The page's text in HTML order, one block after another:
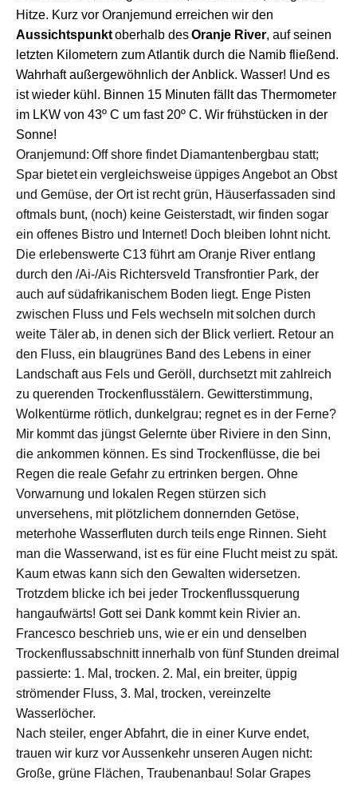
Hitze. Kurz vor Oranjemund erreichen wir den
Aussichtspunktoberhalb desOranje River, auf seinen
letzten Kilometern zum Atlantik durch die Namib fließend.
Wahrhaftaußergewöhnlich der Anblick. Wasser! Und es
ist wieder kühl . Binnen 15 Minuten fällt das Thermometer
im LKW von 43º C um fast 20º C. Wir frühstücken in der
Sonne!
Oranjemund: Off shore findet Diamantenbergbau statt;
Spar bietetein vergleichsweise üppigesAngebot an Obst
und Gemüse, der Ort ist recht grün, Häuserfassaden sind
oftmals bunt, (noch) keine Geisterstadt, wir finden sogar
ein offenes Bistro und Internet! Doch b leiben lohnt nicht.
Die erlebenswerte C13 führt am Oranje River entlang
durch den /Ai-/Ais Richtersveld Transfrontier Park, der
auch auf südafrikanischem Boden liegt. Enge Pisten
zwischen Fluss und Fels wechseln mitsolchen durch
weite Tälerab, in denen sich der Blick verliert. Retour an
den Fluss, ein blaugrünes Band des Lebens in einer
Landschaft aus Fels und Geröll, durchsetzt mit zahlreich
zu querenden Trockenflusstälern. Gewitterstimmung,
Wolkentürme rötlich, dunkel grau; regnet es in der Ferne?
Mir kommtdas jüngst Gelernte über Riviere in den Sinn,
die ankommen können. Es sind Trockenflüsse, die bei
Regen die reale Gefahr zu ertrinken bergen. Ohne
Vorwarnung und lokalen Regen stürzen sich
unversehens, mit plötzlichem donnernden Getöse,
meterhohe Wasserfluten durch teilsenge Rinnen. Sieht
man die Wasserwand, ist es für eine Flucht meistzu spät.
Kaum etwas kann sich den Gewalten widersetzen.
Trotzdem blicke ich bei jeder Trockenflussquerung
hangaufwärts! Gott sei Dank kommtkein Rivier an.
Francesco beschrieb uns, wieer ein und denselben
Trockenflussabschnitt innerhalb von fünf Stunden dreimal
passierte: 1. Mal, trocken. 2. Mal, ein breiter, üppig
strömender Fluss, 3. Mal, trocken, vereinzelte
Wasserlöcher.
Nach steiler, engerAbfahrt, die in einer Kurve endet,
trauen wir kurz vor Aussenkehr unseren Augen nicht:
Große, grüne Flächen, Traubenanbau! Solar Grapes